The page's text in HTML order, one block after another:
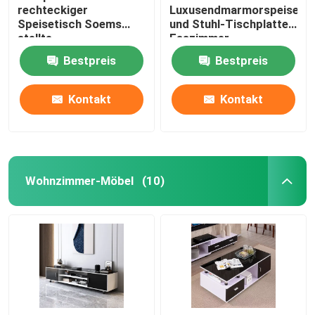
rechteckiger
Speisetisch Soems
stellte
Marmoresszimmer-
Möbel einBestpreis
Kontakt
und Stuhl-Tischplatte-
Esszimmer-
Ausgangsmöbel
Bestpreis
Kontakt
Wohnzimmer-Möbel (10)